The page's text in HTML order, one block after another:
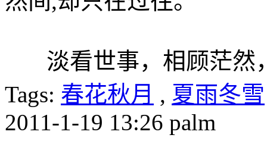
淡看世事，相顾茫然
Tags: 春花秋月 , 夏雨冬雪
2011-1-19 13:26 palm